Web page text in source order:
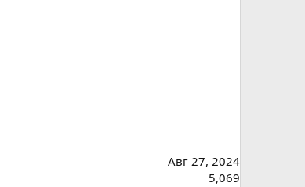
Авг 27, 2024
5,069